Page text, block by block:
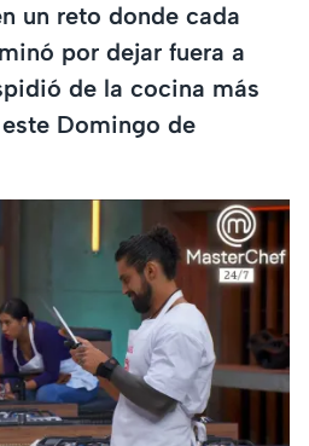
un reto donde cada
por dejar fuera a
de la cocina más
Domingo de